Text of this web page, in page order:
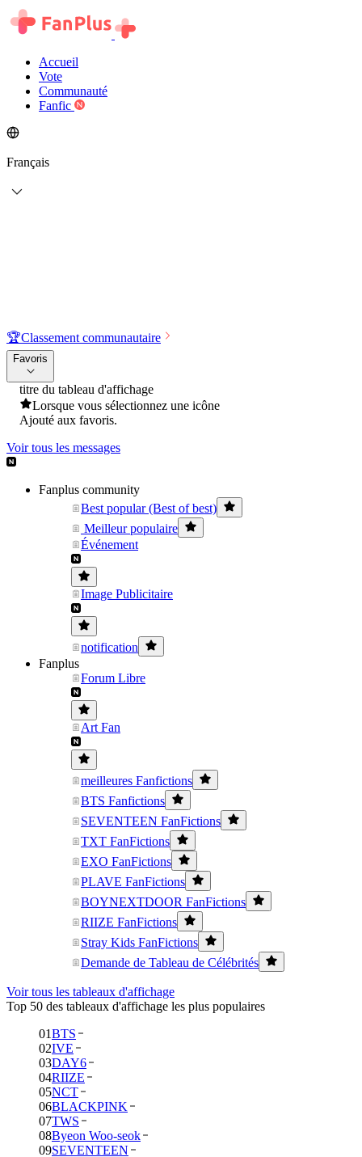
Accueil
Vote
Communauté
Fanfic
Français
🏆Classement communautaire
Favoris
titre du tableau d'affichage
Lorsque vous sélectionnez une icône
Ajouté aux favoris.
Voir tous les messages
Fanplus community
Best popular (Best of best)
Meilleur populaire
Événement
Image Publicitaire
notification
Fanplus
Forum Libre
Art Fan
meilleures Fanfictions
BTS Fanfictions
SEVENTEEN FanFictions
TXT FanFictions
EXO FanFictions
PLAVE FanFictions
BOYNEXTDOOR FanFictions
RIIZE FanFictions
Stray Kids FanFictions
Demande de Tableau de Célébrités
Voir tous les tableaux d'affichage
Top 50 des tableaux d'affichage les plus populaires
01BTS
02IVE
03DAY6
04RIIZE
05NCT
06BLACKPINK
07TWS
08Byeon Woo-seok
09SEVENTEEN